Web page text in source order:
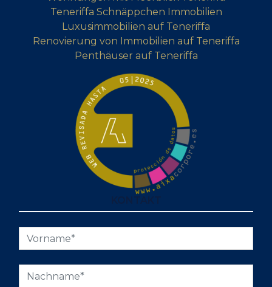
Teneriffa Schnäppchen Immobilien
Luxusimmobilien auf Teneriffa
Renovierung von Immobilien auf Teneriffa
Penthäuser auf Teneriffa